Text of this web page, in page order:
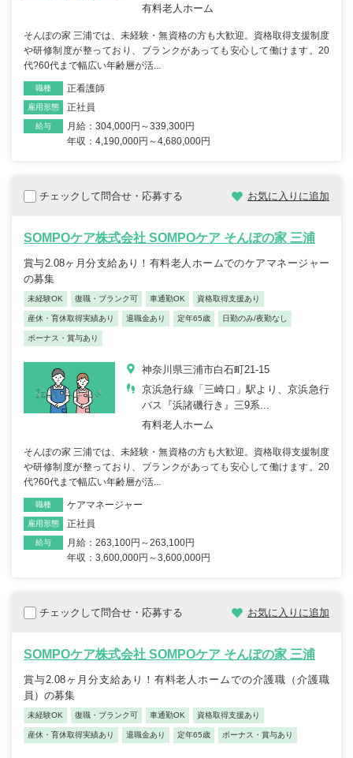
有料老人ホーム
そんぽの家 三浦では、未経験・無資格の方も大歓迎。資格取得支援制度
や研修制度が整っており、ブランクがあっても安心して働けます。20
代?60代まで幅広い年齢層が活...
職種 正看護師
雇用形態 正社員
給与
月給：304,000円～339,300円
年収：4,190,000円～4,680,000円
チェックして問合せ・応募する お気に入りに追加
SOMPOケア株式会社 SOMPOケア そんぽの家 三浦
賞与2.08ヶ月分支給あり！有料老人ホームでのケアマネージャー
の募集
未経験OK 復職・ブランク可 車通勤OK 資格取得支援あり
産休・育休取得実績あり 退職金あり 定年65歳 日勤のみ/夜勤なし
ボーナス・賞与あり
神奈川県三浦市白石町21-15
京浜急行線「三崎口」駅より、京浜急行
バス『浜諸磯行き』三9系...
有料老人ホーム
そんぽの家 三浦では、未経験・無資格の方も大歓迎。資格取得支援制度
や研修制度が整っており、ブランクがあっても安心して働けます。20
代?60代まで幅広い年齢層が活...
職種 ケアマネージャー
雇用形態 正社員
給与
月給：263,100円～263,100円
年収：3,600,000円～3,600,000円
チェックして問合せ・応募する お気に入りに追加
SOMPOケア株式会社 SOMPOケア そんぽの家 三浦
賞与2.08ヶ月分支給あり！有料老人ホームでの介護職（介護職
員）の募集
未経験OK 復職・ブランク可 車通勤OK 資格取得支援あり
産休・育休取得実績あり 退職金あり 定年65歳 ボーナス・賞与あり